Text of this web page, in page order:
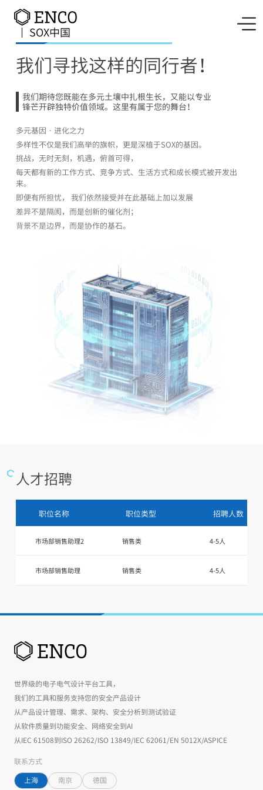
SOX中国
我们寻找这样的同行者！
我们期待您既能在多元土壤中扎根生长，又能以专业
锋芒开辟独特价值领域。这里有属于您的舞台！
多元基因 · 进化之力
多样性不仅是我们高举的旗帜，更是深植于SOX的基因。
挑战，无时无刻，机遇，俯首可得，
每天都有新的工作方式、竞争方式、生活方式和成长模式被开发出
来。
即便有所担忧， 我们依然接受并在此基础上加以发展
差异不是隔阂，而是创新的催化剂；
背景不是边界，而是协作的基石。
人才招聘
职位名称 职位类型 招聘人数
市场部销售助理2 销售类 4-5人
市场部销售助理 销售类 4-5人
世界级的电子电气设计平台工具，
我们的工具和服务支持您的安全产品设计
从产品设计管理、需求、架构、安全分析到测试验证
从软件质量到功能安全、网络安全到AI
从IEC 61508到ISO 26262/ISO 13849/IEC 62061/EN 5012X/ASPICE
联系方式
上海
南京 德国